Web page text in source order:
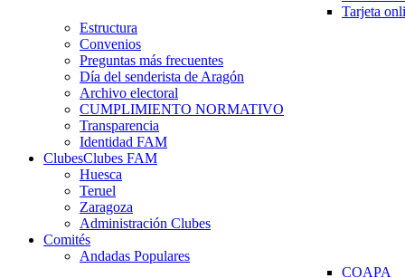
Tarjeta
Estructura
Convenios
Preguntas más frecuentes
Día del senderista de Aragón
Archivo electoral
CUMPLIMIENTO NORMATIVO
Transparencia
Identidad FAM
ClubesClubes FAM
Huesca
Teruel
Zaragoza
Administración Clubes
Comités
Andadas Populares
COAPA